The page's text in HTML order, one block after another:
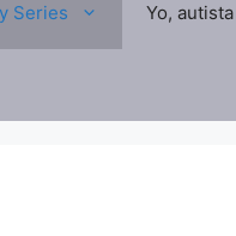
Series Yo, autista